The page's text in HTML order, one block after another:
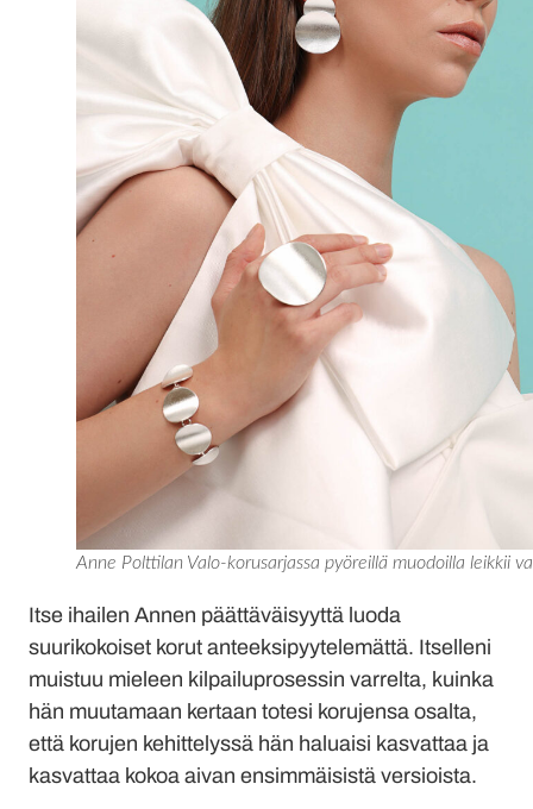
Anne Polttilan Valo-korusarjassa pyöreillä muodoilla leikkii
Itse ihailen Annen päättäväisyyttä luoda
suurikokoiset korut anteeksipyytelemättä. Itselleni
muistuu mieleen kilpailuprosessin varrelta, kuinka
hän muutamaan kertaan totesi korujensa osalta,
että korujen kehittelyssä hän haluaisi kasvattaa ja
kasvattaa kokoa aivan ensimmäisistä versioista.